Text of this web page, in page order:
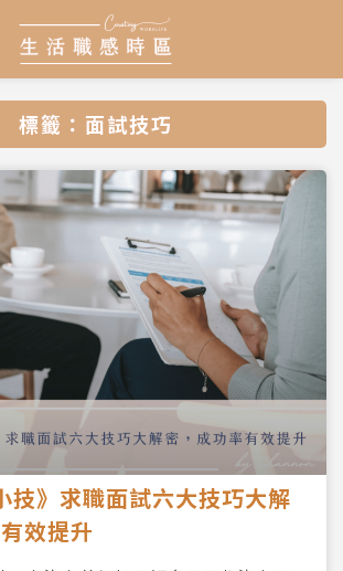
標籤：面試技巧
技》求職面試六大技巧大解
效提升